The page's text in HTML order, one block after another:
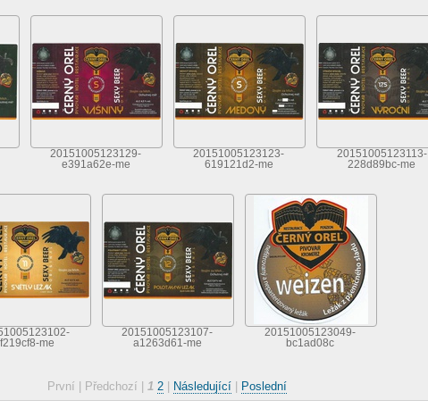
20151005123129-
e391a62e-me
20151005123123-
619121d2-me
20151005123113-
228d89bc-me
me
20151005123107-
a1263d61-me
20151005123049-
bc1ad08c
První | Předchozí | 1 2 Následující Poslední